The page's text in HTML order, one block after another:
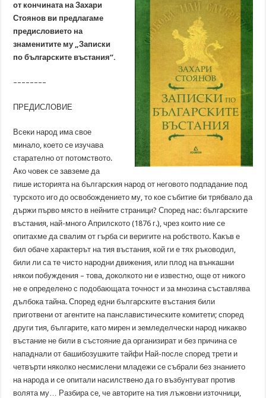
от кончината на Захари
Стоянов ви предлагаме
предисловието на
знаменитите му „Записки
по българските въстания“.
––––––––
ПРЕДИСЛОВИЕ
Всеки народ има свое
минало, което се изучава
старателно от потомството.
Ако човек се завземе да
пише историята на българския народ от неговото подпадание под
турското иго до освобождението му, то кое събитие би трябвало да
държи първо място в нейните страници? Според нас: българските
въстания, най-много Априлското (1876 г.), чрез които ние се
опитахме да свалим от гърба си веригите на робството. Какъв е
бил обаче характерът на тия въстания, кой ги е тях ръководил,
били ли са те чисто народни движения, или плод на вънкашни
някои побуждения – това, доколкото ни е известно, още от никого
не е определено с подобающата точност и за мнозина съставлява
дълбока тайна. Според едни българските въстания били
приготвени от агентите на панславистическите комитети; според
други тия, българите, като мирен и земледелчески народ никакво
въстание не били в състояние да организират и без причина се
нападнали от башибозушките тайфи Най-после според трети и
четвърти няколко несмислени младежи се събрали без знанието
на народа и се опитали насилствено да го възбунтуват против
волята му… Разбира се, че авторите на тия лъжовни източници,